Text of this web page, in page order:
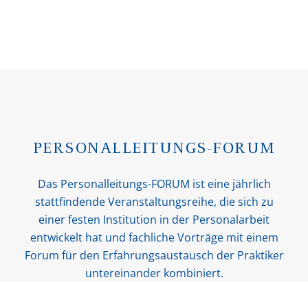
PERSONALLEITUNGS-FORUM
Das Personalleitungs-FORUM ist eine jährlich
stattfindende Veranstaltungsreihe, die sich zu
einer festen Institution in der Personalarbeit
entwickelt hat und fachliche Vorträge mit einem
Forum für den Erfahrungsaustausch der Praktiker
untereinander kombiniert.